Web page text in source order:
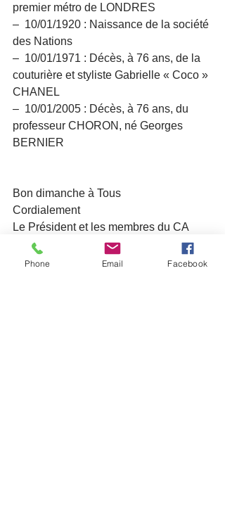
premier métro de LONDRES
–  10/01/1920 : Naissance de la société
des Nations
–  10/01/1971 : Décès, à 76 ans, de la
couturière et styliste Gabrielle « Coco »
CHANEL
–  10/01/2005 : Décès, à 76 ans, du
professeur CHORON, né Georges
BERNIER
Bon dimanche à Tous
Cordialement
Le Président et les membres du CA
Phone Email Facebook